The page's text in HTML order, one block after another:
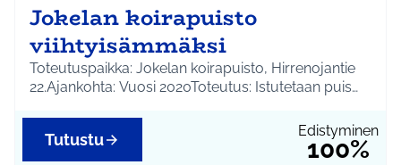
Jokelan koirapuisto
viihtyisämmäksi
Toteutuspaikka: Jokelan koirapuisto, Hirrenojantie
22.Ajankohta: Vuosi 2020Toteutus: Istutetaan puis…
Edistyminen
100%
Tutustu